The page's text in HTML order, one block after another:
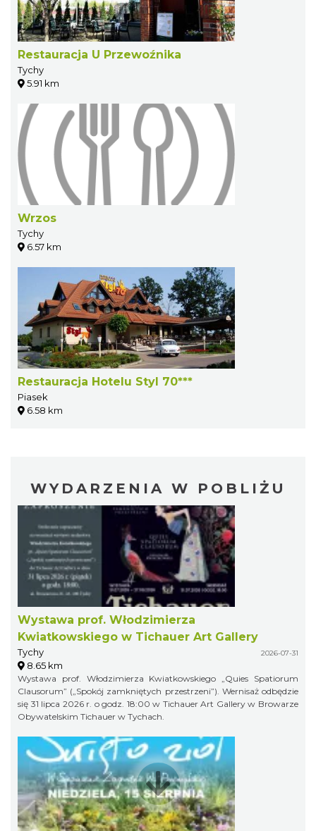
Restauracja U Przewoźnika
Tychy
5.91 km
Wrzos
Tychy
6.57 km
Restauracja Hotelu Styl 70***
Piasek
6.58 km
WYDARZENIA W POBLIŻU
Wystawa prof. Włodzimierza
Kwiatkowskiego w Tichauer Art Gallery
Tychy 2026-07-31
8.65 km
Wystawa prof. Włodzimierza Kwiatkowskiego „Quies Spatiorum
Clausorum” („Spokój zamkniętych przestrzeni”). Wernisaż odbędzie
się 31 lipca 2026 r. o godz. 18:00 w Tichauer Art Gallery w Browarze
Obywatelskim Tichauer w Tychach.